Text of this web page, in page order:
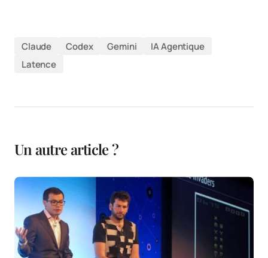
Claude Codex Gemini
IA Agentique
Latence
Un autre article ?